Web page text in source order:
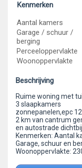
Kenmerken
Aantal kamers
Garage / schuur /
berging
Perceeloppervlakte
Woonoppervlakte
Beschrijving
Ruime woning met
3 slaapkamers
zonnepanelen,epc
2 km van cantrum
en autostrade dichtbij.
Kenmerken: Aantal
Garage, schuur en
Woonoppervlakte: